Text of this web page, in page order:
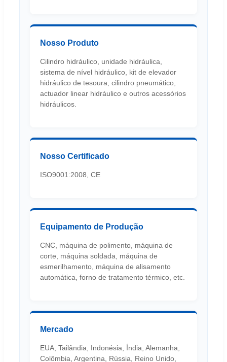
Nosso Produto
Cilindro hidráulico, unidade hidráulica,
sistema de nível hidráulico, kit de elevador
hidráulico de tesoura, cilindro pneumático,
actuador linear hidráulico e outros acessórios
hidráulicos.
Nosso Certificado
ISO9001:2008, CE
Equipamento de Produção
CNC, máquina de polimento, máquina de
corte, máquina soldada, máquina de
esmerilhamento, máquina de alisamento
automática, forno de tratamento térmico, etc.
Mercado
EUA, Tailândia, Indonésia, Índia, Alemanha,
Colômbia, Argentina, Rússia, Reino Unido,